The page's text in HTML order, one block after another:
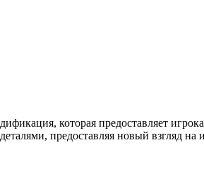
которая предоставляет
предоставляя новый взгляд